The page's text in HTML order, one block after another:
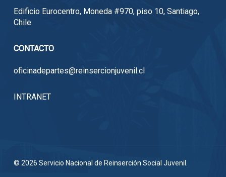
Edificio Eurocentro, Moneda #970, piso 10, Santiago,
Chile.
CONTACTO
oficinadepartes@reinsercionjuvenil.cl
INTRANET
© 2026 Servicio Nacional de Reinserción Social Juvenil.